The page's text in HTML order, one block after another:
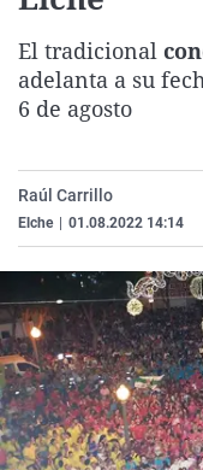
El tradicional
adelanta a su
6 de agosto
Raúl Carrillo
Elche 01.08.2022 14:14